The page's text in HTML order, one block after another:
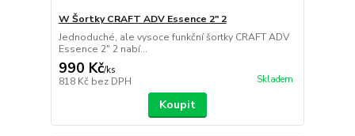
W Šortky CRAFT ADV Essence 2" 2
Jednoduché, ale vysoce funkční šortky CRAFT ADV
Essence 2" 2 nabí...
990 Kč/ks
818 Kč bez DPH Skladem
Koupit